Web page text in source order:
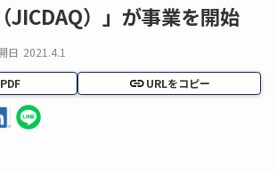
JICDAQ）」が事業を開始
日 2021.4.1
URLをコピー